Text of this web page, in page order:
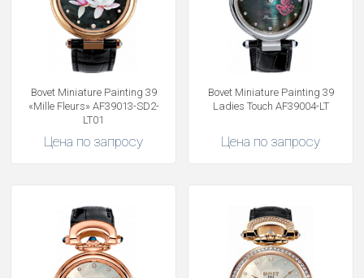
Bovet Miniature Painting 39
«Mille Fleurs» AF39013-SD2-
LT01
Цена по запросу
Bovet Miniature Painting 39
Ladies Touch AF39004-LT
Цена по запросу